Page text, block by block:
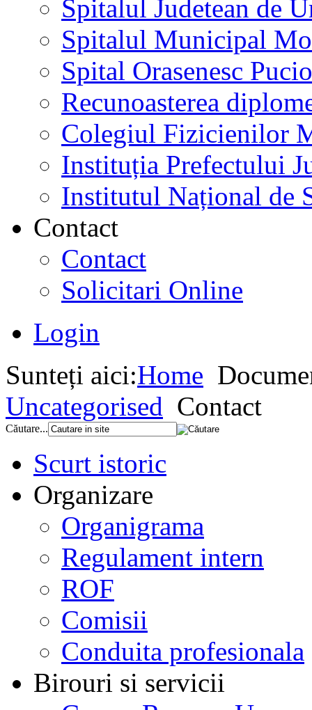
Spitalul Judetean de
Spitalul Municipal
Spital Orasenesc
Recunoasterea
Colegiul Fizicienilor
Instituția Prefectului
Institutul Național de
Contact
Contact
Solicitari Online
Login
Sunteți aici:Home
Uncategorised Contact
Căutare...
Scurt istoric
Organizare
Organigrama
Regulament intern
ROF
Comisii
Conduita profesionala
Birouri si servicii